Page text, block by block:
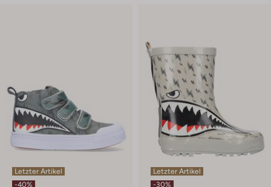
Letzter Artikel
-40%
Letzter Artikel
-30%